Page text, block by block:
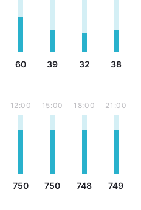
60 39 32 38
12:00
750
15:00
750
18:00
748
21:00
749